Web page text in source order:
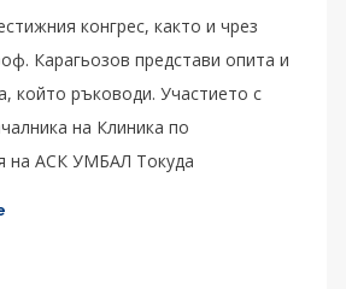
конгрес, както и чрез
Карагьозов представи опита и
който ръководи. Участието с
на Клиника по
на АСК УМБАЛ Токуда